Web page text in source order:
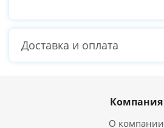
Доставка и оплата
Компания
О компании